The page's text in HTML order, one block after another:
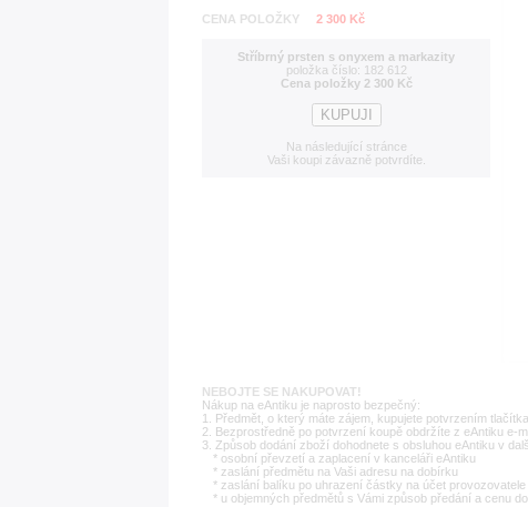
CENA POLOŽKY
2 300 Kč
Stříbrný prsten s onyxem a markazity
položka číslo: 182 612
Cena položky 2 300 Kč
Na následující stránce
Vaši koupi závazně potvrdíte.
NEBOJTE SE NAKUPOVAT!
Nákup na eAntiku je naprosto bezpečný:
1. Předmět, o který máte zájem, kupujete potvrzením tlačítka
2. Bezprostředně po potvrzení koupě obdržíte z eAntiku e-
3. Způsob dodání zboží dohodnete s obsluhou eAntiku v
* osobní převzetí a zaplacení v kanceláři eAntiku
* zaslání předmětu na Vaši adresu na dobírku
* zaslání balíku po uhrazení částky na účet provozovatele
* u objemných předmětů s Vámi způsob předání a cenu